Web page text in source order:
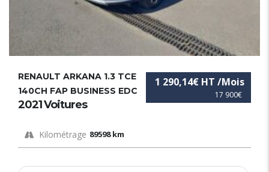
17 900€
1 290,14€ HT /Mois
RENAULT ARKANA 1.3 TCE
140CH FAP BUSINESS EDC
2021 Voitures
Kilométrage 89598 km